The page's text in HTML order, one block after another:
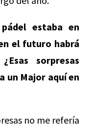
estaba en
el futuro habrá
sorpresas
un Major aquí en
no me refería